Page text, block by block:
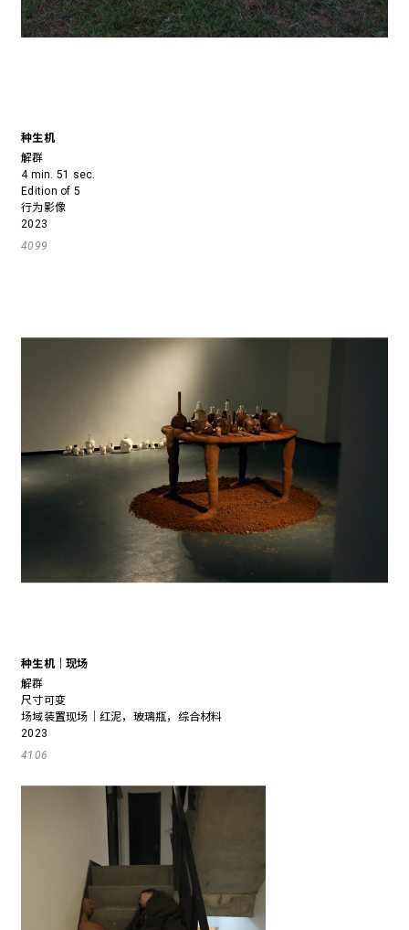
种生机
解群
4 min. 51 sec.
Edition of 5
行为影像
2023
4099
种生机｜现场
解群
尺寸可变
场域装置现场｜红泥，玻璃瓶，综合材料
2023
4106